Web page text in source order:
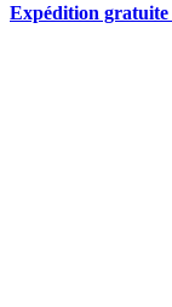
Expédition gratuite